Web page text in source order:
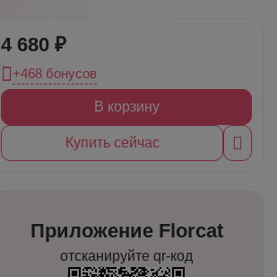
4 680 ₽
+468 бонусов
В корзину
Купить сейчас
Приложение Florcat
отсканируйте qr-код